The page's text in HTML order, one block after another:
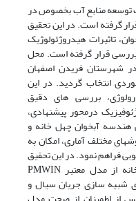
توسعه منابع آب بخصوص در
گرفته است. در این تحقیق
تاثیرات هیدروژئولوژیک
قرار گرفته است. محل
شهرستان فریدن اصفهان
انتخاب گردید. در این
بررسی های دقیق
درمحور پیشنهادی،
هندسه آبخوان چهل خانه و
مختلف آماری، امکان به
فراهم نمود. در این تحقیق
جهت شبیهسازی رفتار آبخوان چهل خانه از مدل معتبر PMWIN
شبیه سازی جریان سیال و